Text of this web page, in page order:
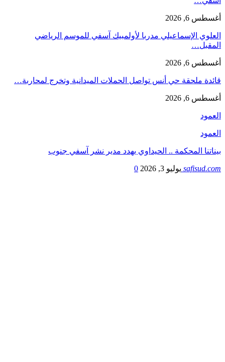
أغسطس 6, 2026
العلوي الإسماعيلي مدربا لأولمبيك آسفي للموسم الرياضي
المقبل…
أغسطس 6, 2026
قائدة ملحقة حي أنس تواصل الحملات الميدانية وتخرج لمحاربة…
أغسطس 6, 2026
العمود
العمود
بيناتنا المحكمة .. الحيداوي يهدد مدير نشر آسفي جنوب
safisud.com يوليو 3, 2026 0